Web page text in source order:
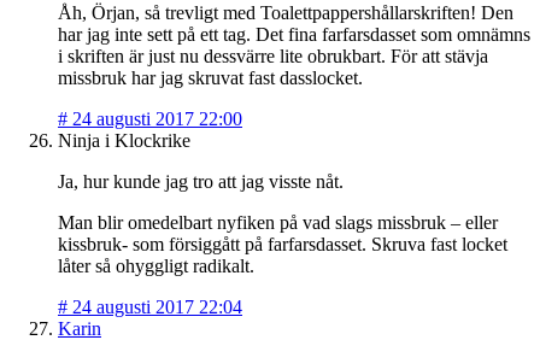
Åh, Örjan, så trevligt med Toalettpappershållarskriften! Den
har jag inte sett på ett tag. Det fina farfarsdasset som omnämns
i skriften är just nu dessvärre lite obrukbart. För att stävja
missbruk har jag skruvat fast dasslocket.
# 24 augusti 2017 22:00
Ninja i Klockrike
Ja, hur kunde jag tro att jag visste nåt.
Man blir omedelbart nyfiken på vad slags missbruk – eller
kissbruk- som försiggått på farfarsdasset. Skruva fast locket
låter så ohyggligt radikalt.
# 24 augusti 2017 22:04
Karin